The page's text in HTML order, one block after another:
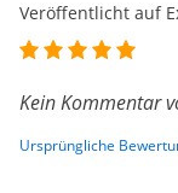
Veröffentlicht auf
Kein Kommentar
Ursprüngliche